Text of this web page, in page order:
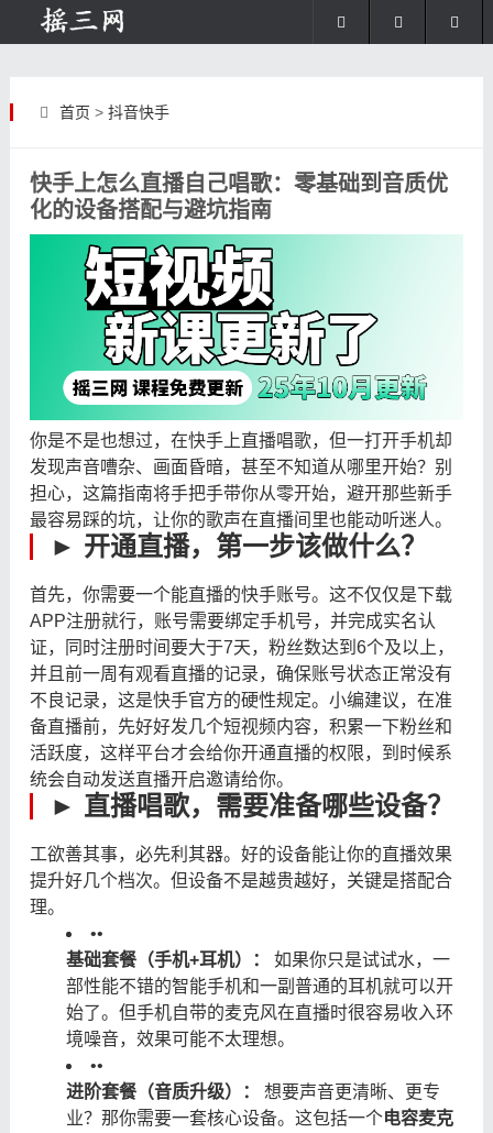
首页 > 抖音快手
快手上怎么直播自己唱歌：零基础到音质优
化的设备搭配与避坑指南
你是不是也想过，在快手上直播唱歌，但一打开手机却
发现声音嘈杂、画面昏暗，甚至不知道从哪里开始？别
担心，这篇指南将手把手带你从零开始，避开那些新手
最容易踩的坑，让你的歌声在直播间里也能动听迷人。
► 开通直播，第一步该做什么？
首先，你需要一个能直播的快手账号。这不仅仅是下载
APP注册就行，账号需要绑定手机号，并完成实名认
证，同时注册时间要大于7天，粉丝数达到6个及以上，
并且前一周有观看直播的记录，确保账号状态正常没有
不良记录，这是快手官方的硬性规定。小编建议，在准
备直播前，先好好发几个短视频内容，积累一下粉丝和
活跃度，这样平台才会给你开通直播的权限，到时候系
统会自动发送直播开启邀请给你。
► 直播唱歌，需要准备哪些设备？
工欲善其事，必先利其器。好的设备能让你的直播效果
提升好几个档次。但设备不是越贵越好，关键是搭配合
理。
••
基础套餐（手机+耳机）：
​ 如果你只是试试水，一
部性能不错的智能手机和一副普通的耳机就可以开
始了。但手机自带的麦克风在直播时很容易收入环
境噪音，效果可能不太理想。
••
进阶套餐（音质升级）：
​ 想要声音更清晰、更专
业？那你需要一套核心设备。这包括一个电容麦克